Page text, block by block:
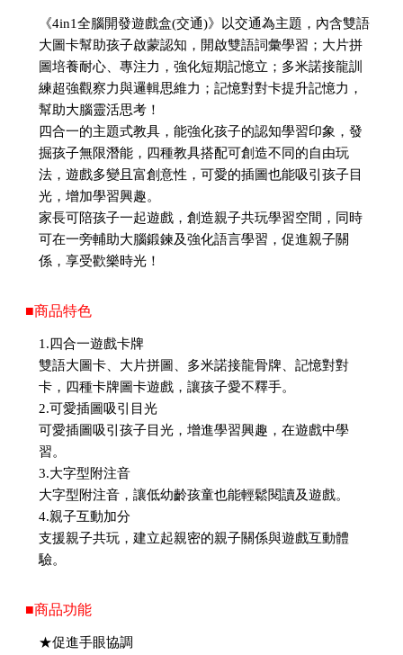
《4in1全腦開發遊戲盒(交通)》以交通為主題，內含雙語
大圖卡幫助孩子啟蒙認知，開啟雙語詞彙學習；大片拼
圖培養耐心、專注力，強化短期記憶立；多米諾接龍訓
練超強觀察力與邏輯思維力；記憶對對卡提升記憶力，
幫助大腦靈活思考！
四合一的主題式教具，能強化孩子的認知學習印象，發
掘孩子無限潛能，四種教具搭配可創造不同的自由玩
法，遊戲多變且富創意性，可愛的插圖也能吸引孩子目
光，增加學習興趣。
家長可陪孩子一起遊戲，創造親子共玩學習空間，同時
可在一旁輔助大腦鍛鍊及強化語言學習，促進親子關
係，享受歡樂時光！
■商品特色
1.四合一遊戲卡牌
雙語大圖卡、大片拼圖、多米諾接龍骨牌、記憶對對
卡，四種卡牌圖卡遊戲，讓孩子愛不釋手。
2.可愛插圖吸引目光
可愛插圖吸引孩子目光，增進學習興趣，在遊戲中學
習。
3.大字型附注音
大字型附注音，讓低幼齡孩童也能輕鬆閱讀及遊戲。
4.親子互動加分
支援親子共玩，建立起親密的親子關係與遊戲互動體
驗。
■商品功能
★促進手眼協調